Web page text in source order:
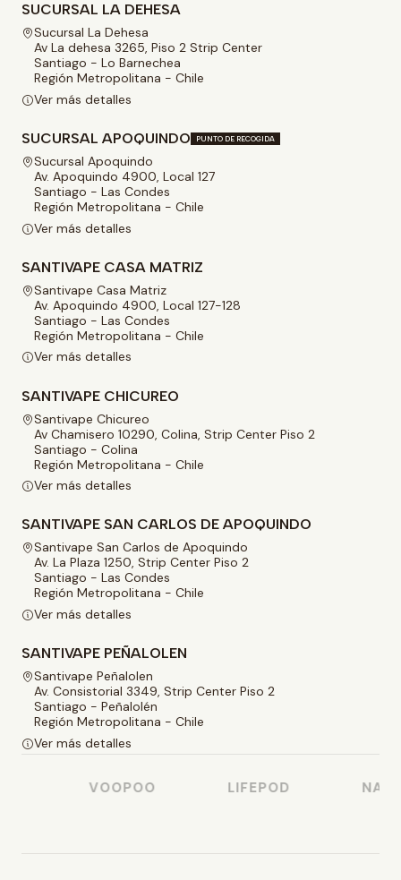
SUCURSAL LA DEHESA
Sucursal La Dehesa
Av La dehesa 3265, Piso 2 Strip Center
Santiago - Lo Barnechea
Región Metropolitana - Chile
Ver más detalles
SUCURSAL APOQUINDO PUNTO DE RECOGIDA
Sucursal Apoquindo
Av. Apoquindo 4900, Local 127
Santiago - Las Condes
Región Metropolitana - Chile
Ver más detalles
SANTIVAPE CASA MATRIZ
Santivape Casa Matriz
Av. Apoquindo 4900, Local 127-128
Santiago - Las Condes
Región Metropolitana - Chile
Ver más detalles
SANTIVAPE CHICUREO
Santivape Chicureo
Av Chamisero 10290, Colina, Strip Center Piso 2
Santiago - Colina
Región Metropolitana - Chile
Ver más detalles
SANTIVAPE SAN CARLOS DE APOQUINDO
Santivape San Carlos de Apoquindo
Av. La Plaza 1250, Strip Center Piso 2
Santiago - Las Condes
Región Metropolitana - Chile
Ver más detalles
SANTIVAPE PEÑALOLEN
Santivape Peñalolen
Av. Consistorial 3349, Strip Center Piso 2
Santiago - Peñalolén
Región Metropolitana - Chile
Ver más detalles
VOOPOO LIFEPOD